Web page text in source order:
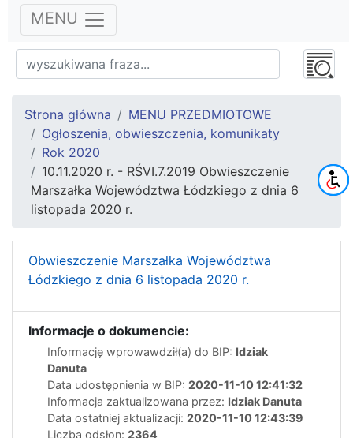
MENU
Strona główna
MENU PRZEDMIOTOWE
Ogłoszenia, obwieszczenia, komunikaty
Rok 2020
10.11.2020 r. - RŚVI.7.2019 Obwieszczenie
Marszałka Województwa Łódzkiego z dnia 6
listopada 2020 r.
Obwieszczenie Marszałka Województwa
Łódzkiego z dnia 6 listopada 2020 r.
Informacje o dokumencie:
Informację wprowawdził(a) do BIP: Idziak
Danuta
Data udostępnienia w BIP: 2020-11-10 12:41:32
Informacja zaktualizowana przez: Idziak Danuta
Data ostatniej aktualizacji: 2020-11-10 12:43:39
Liczba odsłon: 2364